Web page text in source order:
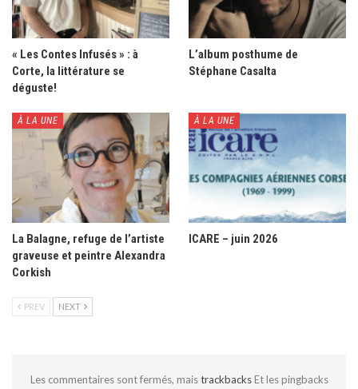
« Les Contes Infusés » : à
Corte, la littérature se
déguste!
L’album posthume de
Stéphane Casalta
À LA UNE
La Balagne, refuge de l’artiste
graveuse et peintre Alexandra
Corkish
À LA UNE
ICARE – juin 2026
PREV NEXT
Les commentaires sont fermés, maistrackbacks Et les pingbacks